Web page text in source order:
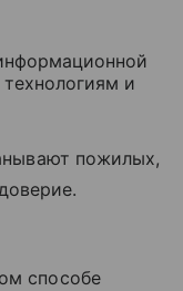
и
пожилых,
способе